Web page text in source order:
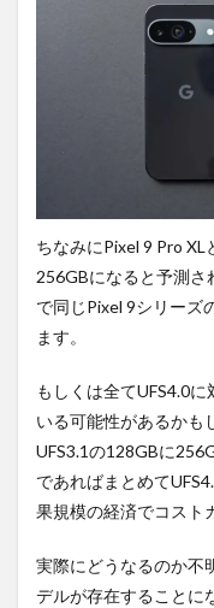
ちなみにPixel 9 Pro XL
256GBになると予測さ
で同じPixel 9シリーズ
ます。
もしくは全てUFS4.0
いる可能性があるかも
UFS3.1の128GBに
であればまとめて
果規模の経済でコスト
実際にどうなるのか不
デルが存在することに